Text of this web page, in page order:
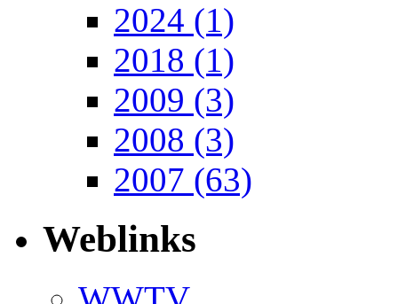
2024 (1)
2018 (1)
2009 (3)
2008 (3)
2007 (63)
Weblinks